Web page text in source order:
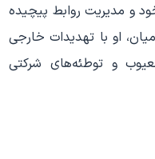
و مدیریت روابط پیچیده
او با تهدیدات خارجی
و توطئه‌های شرکتی